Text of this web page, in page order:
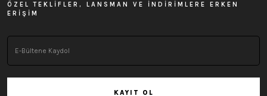
ÖZEL TEKLİFLER, LANSMAN VE İNDİRİMLERE ERKEN
ERİŞİM
KAYIT OL